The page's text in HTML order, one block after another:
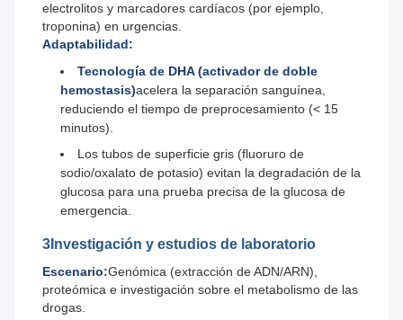
electrolitos y marcadores cardíacos (por ejemplo,
troponina) en urgencias.
Adaptabilidad:
Tecnología de DHA (activador de doble
hemostasis)acelera la separación sanguínea,
reduciendo el tiempo de preprocesamiento (< 15
minutos).
Los tubos de superficie gris (fluoruro de
sodio/oxalato de potasio) evitan la degradación de la
glucosa para una prueba precisa de la glucosa de
emergencia.
3Investigación y estudios de laboratorio
Escenario:Genómica (extracción de ADN/ARN),
proteómica e investigación sobre el metabolismo de las
drogas.